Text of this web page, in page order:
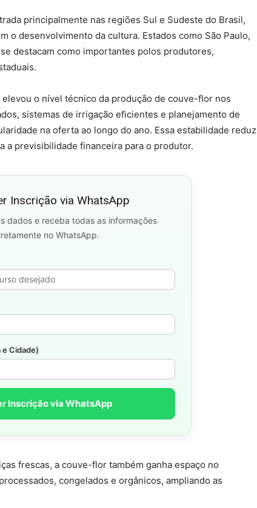
principalmente nas regiões Sul e Sudeste do Brasil,
o desenvolvimento da cultura. Estados como São Paulo,
destacam como importantes polos produtores,
o nível técnico da produção de couve-flor nos
sistemas de irrigação eficientes e planejamento de
na oferta ao longo do ano. Essa estabilidade reduz
a previsibilidade financeira para o produtor.
Inscrição via WhatsApp
dados e receba todas as informações
no WhatsApp.
e Cidade)
Inscrição via WhatsApp
frescas, a couve-flor também ganha espaço no
congelados e orgânicos, ampliando as